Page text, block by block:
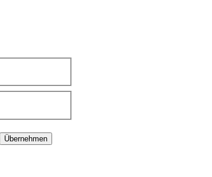
Übernehmen